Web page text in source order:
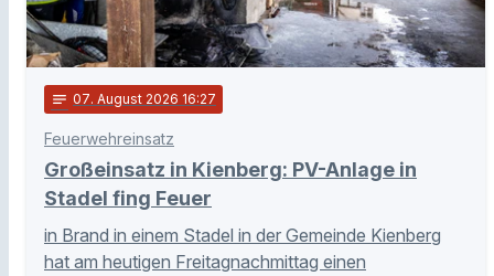
notes 07. August 2026 16:27
Feuerwehreinsatz
Großeinsatz in Kienberg: PV-Anlage in
Stadel fing Feuer
in Brand in einem Stadel in der Gemeinde Kienberg
hat am heutigen Freitagnachmittag einen